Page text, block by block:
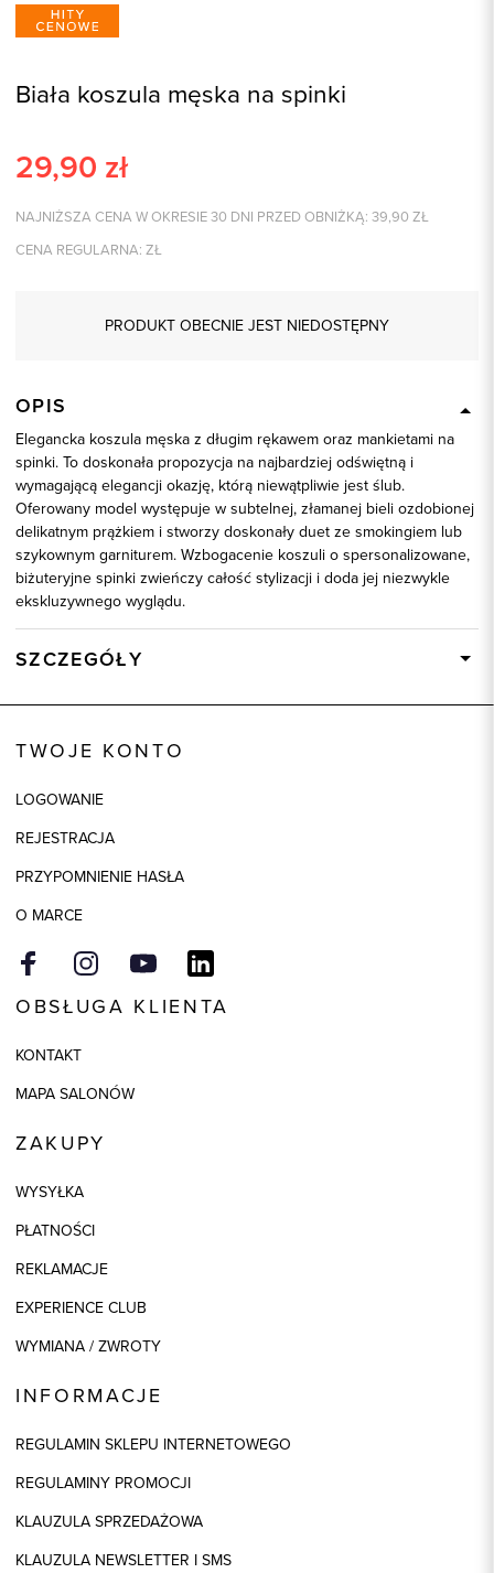
Biała koszula męska na spinki
29,90 zł
NAJNIŻSZA CENA W OKRESIE 30 DNI PRZED OBNIŻKĄ: 39,90 ZŁ
CENA REGULARNA: ZŁ
PRODUKT OBECNIE JEST NIEDOSTĘPNY
OPIS
Elegancka koszula męska z długim rękawem oraz mankietami na
spinki. To doskonała propozycja na najbardziej odświętną i
wymagającą elegancji okazję, którą niewątpliwie jest ślub.
Oferowany model występuje w subtelnej, złamanej bieli ozdobionej
delikatnym prążkiem i stworzy doskonały duet ze smokingiem lub
szykownym garniturem. Wzbogacenie koszuli o spersonalizowane,
biżuteryjne spinki zwieńczy całość stylizacji i doda jej niezwykle
ekskluzywnego wyglądu.
SZCZEGÓŁY
TWOJE KONTO
LOGOWANIE
REJESTRACJA
PRZYPOMNIENIE HASŁA
O MARCE
OBSŁUGA KLIENTA
KONTAKT
MAPA SALONÓW
ZAKUPY
WYSYŁKA
PŁATNOŚCI
REKLAMACJE
EXPERIENCE CLUB
WYMIANA / ZWROTY
INFORMACJE
REGULAMIN SKLEPU INTERNETOWEGO
REGULAMINY PROMOCJI
KLAUZULA SPRZEDAŻOWA
KLAUZULA NEWSLETTER I SMS